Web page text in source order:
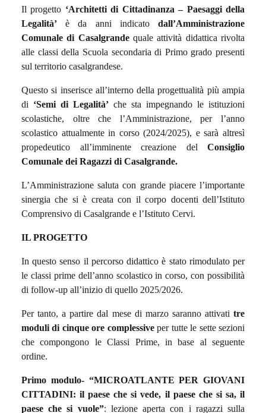
Il progetto ‘Architetti di Cittadinanza – Paesaggi della
Legalità’ è da anni indicato dall’Amministrazione
Comunale di Casalgrandequale attività didattica rivolta
alle classi della Scuola secondaria di Primo grado presenti
sul territorio casalgrandese.
Questo si inserisce all’interno della progettualità più ampia
di ‘Semi di Legalità’ che sta impegnando le istituzioni
scolastiche, oltre che l’Amministrazione, per l’anno
scolastico attualmente in corso (2024/2025), e sarà altresì
propedeutico all’imminente creazione del Consiglio
Comunale dei Ragazzi di Casalgrande.
L’Amministrazione saluta con grande piacere l’importante
sinergia che si è creata con il corpo docenti dell’Istituto
Comprensivo di Casalgrande e l’Istituto Cervi.
IL PROGETTO
In questo senso il percorso didattico è stato rimodulato per
le classi prime dell’anno scolastico in corso, con possibilità
di follow-up all’inizio di quello 2025/2026.
Per tanto, a partire dal mese di marzo saranno attivati tre
moduli di cinque ore complessiveper tutte le sette sezioni
che compongono le Classi Prime, in base al seguente
ordine.
Primo modulo- “MICROATLANTE PER GIOVANI
CITTADINI: il paese che si vede, il paese che si sa, il
paese che si vuole”: lezione aperta con i ragazzi sulla